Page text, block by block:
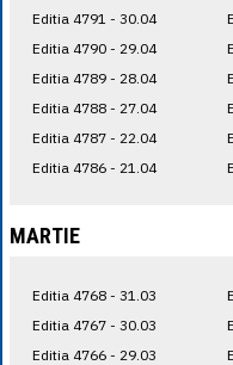
Editia 4791 - 30.04
Editia 4790 - 29.04
Editia 4789 - 28.04
Editia 4788 - 27.04
Editia 4787 - 22.04
Editia 4786 - 21.04
MARTIE
Editia 4768 - 31.03
Editia 4767 - 30.03
Editia 4766 - 29.03